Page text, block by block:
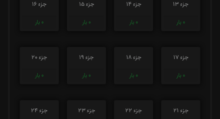
جزء 13
0 بار
جزء 14
0 بار
جزء 15
0 بار
جزء 16
0 بار
جزء 17
0 بار
جزء 18
0 بار
جزء 19
0 بار
جزء 20
0 بار
جزء 21
جزء 22
جزء 23
جزء 24